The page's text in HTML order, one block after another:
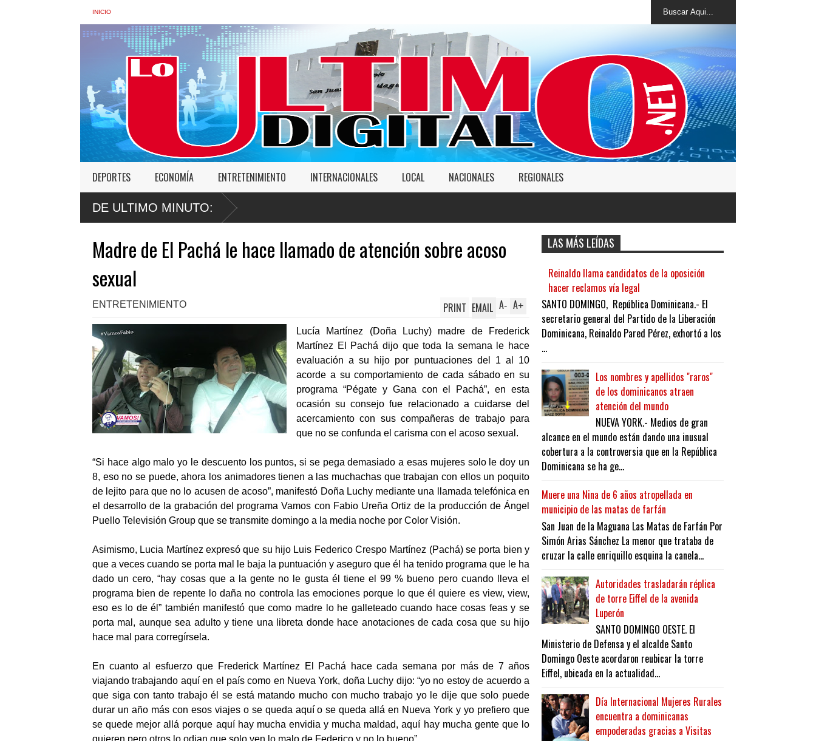
INICIO
DEPORTES ECONOMÍA ENTRETENIMIENTO INTERNACIONALES LOCAL NACIONALES REGIONALES
DE ULTIMO MINUTO:
Madre de El Pachá le hace llamado de atención sobre acoso
sexual
ENTRETENIMIENTO A+
A-
PRINT EMAIL
Lucía Martínez (Doña Luchy) madre de Frederick
Martínez El Pachá dijo que toda la semana le hace
evaluación a su hijo por puntuaciones del 1 al 10
acorde a su comportamiento de cada sábado en su
programa “Pégate y Gana con el Pachá”, en esta
ocasión su consejo fue relacionado a cuidarse del
acercamiento con sus compañeras de trabajo para
que no se confunda el carisma con el acoso sexual.
“Si hace algo malo yo le descuento los puntos, si se pega demasiado a esas mujeres solo le doy un
8, eso no se puede, ahora los animadores tienen a las muchachas que trabajan con ellos un poquito
de lejito para que no lo acusen de acoso”, manifestó Doña Luchy mediante una llamada telefónica en
el desarrollo de la grabación del programa Vamos con Fabio Ureña Ortiz de la producción de Ángel
Puello Televisión Group que se transmite domingo a la media noche por Color Visión.
Asimismo, Lucia Martínez expresó que su hijo Luis Federico Crespo Martínez (Pachá) se porta bien y
que a veces cuando se porta mal le baja la puntuación y aseguro que él ha tenido programa que le ha
dado un cero, “hay cosas que a la gente no le gusta él tiene el 99 % bueno pero cuando lleva el
programa bien de repente lo daña no controla las emociones porque lo que él quiere es view, view,
eso es lo de él” también manifestó que como madre lo he galleteado cuando hace cosas feas y se
porta mal, aunque sea adulto y tiene una libreta donde hace anotaciones de cada cosa que su hijo
hace mal para corregírsela.
En cuanto al esfuerzo que Frederick Martínez El Pachá hace cada semana por más de 7 años
viajando trabajando aquí en el país como en Nueva York, doña Luchy dijo: “yo no estoy de acuerdo a
que siga con tanto trabajo él se está matando mucho con mucho trabajo yo le dije que solo puede
durar un año más con esos viajes o se queda aquí o se queda allá en Nueva York y yo prefiero que
se quede mejor allá porque aquí hay mucha envidia y mucha maldad, aquí hay mucha gente que lo
quieren pero otros lo odian que solo ven lo malo de Federico y no lo bueno”.
LAS MÁS LEÍDAS
Reinaldo llama candidatos de la oposición
hacer reclamos vía legal
SANTO DOMINGO, República Dominicana.- El
secretario general del Partido de la Liberación
Dominicana, Reinaldo Pared Pérez, exhortó a los
...
Los nombres y apellidos "raros"
de los dominicanos atraen
atención del mundo
NUEVA YORK.- Medios de gran
alcance en el mundo están dando una inusual
cobertura a la controversia que en la República
Dominicana se ha ge...
Muere una Nina de 6 años atropellada en
municipio de las matas de farfán
San Juan de la Maguana Las Matas de Farfán Por
Simón Arias Sánchez La menor que trataba de
cruzar la calle enriquillo esquina la canela...
Autoridades trasladarán réplica
de torre Eiffel de la avenida
Luperón
SANTO DOMINGO OESTE. El
Ministerio de Defensa y el alcalde Santo
Domingo Oeste acordaron reubicar la torre
Eiffel, ubicada en la actualidad...
Día Internacional Mujeres Rurales
encuentra a dominicanas
empoderadas gracias a Visitas